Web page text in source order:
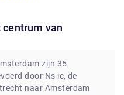
zijn 35
door Ns ic, de
naar Amsterdam